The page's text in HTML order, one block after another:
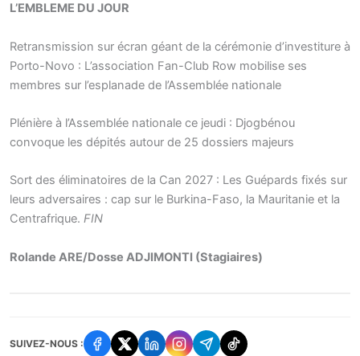
L’EMBLEME DU JOUR
Retransmission sur écran géant de la cérémonie d’investiture à
Porto-Novo : L’association Fan-Club Row mobilise ses
membres sur l’esplanade de l’Assemblée nationale
Plénière à l’Assemblée nationale ce jeudi : Djogbénou
convoque les dépités autour de 25 dossiers majeurs
Sort des éliminatoires de la Can 2027 : Les Guépards fixés sur
leurs adversaires : cap sur le Burkina-Faso, la Mauritanie et la
Centrafrique. FIN
Rolande ARE/Dosse ADJIMONTI (Stagiaires)
SUIVEZ-NOUS :